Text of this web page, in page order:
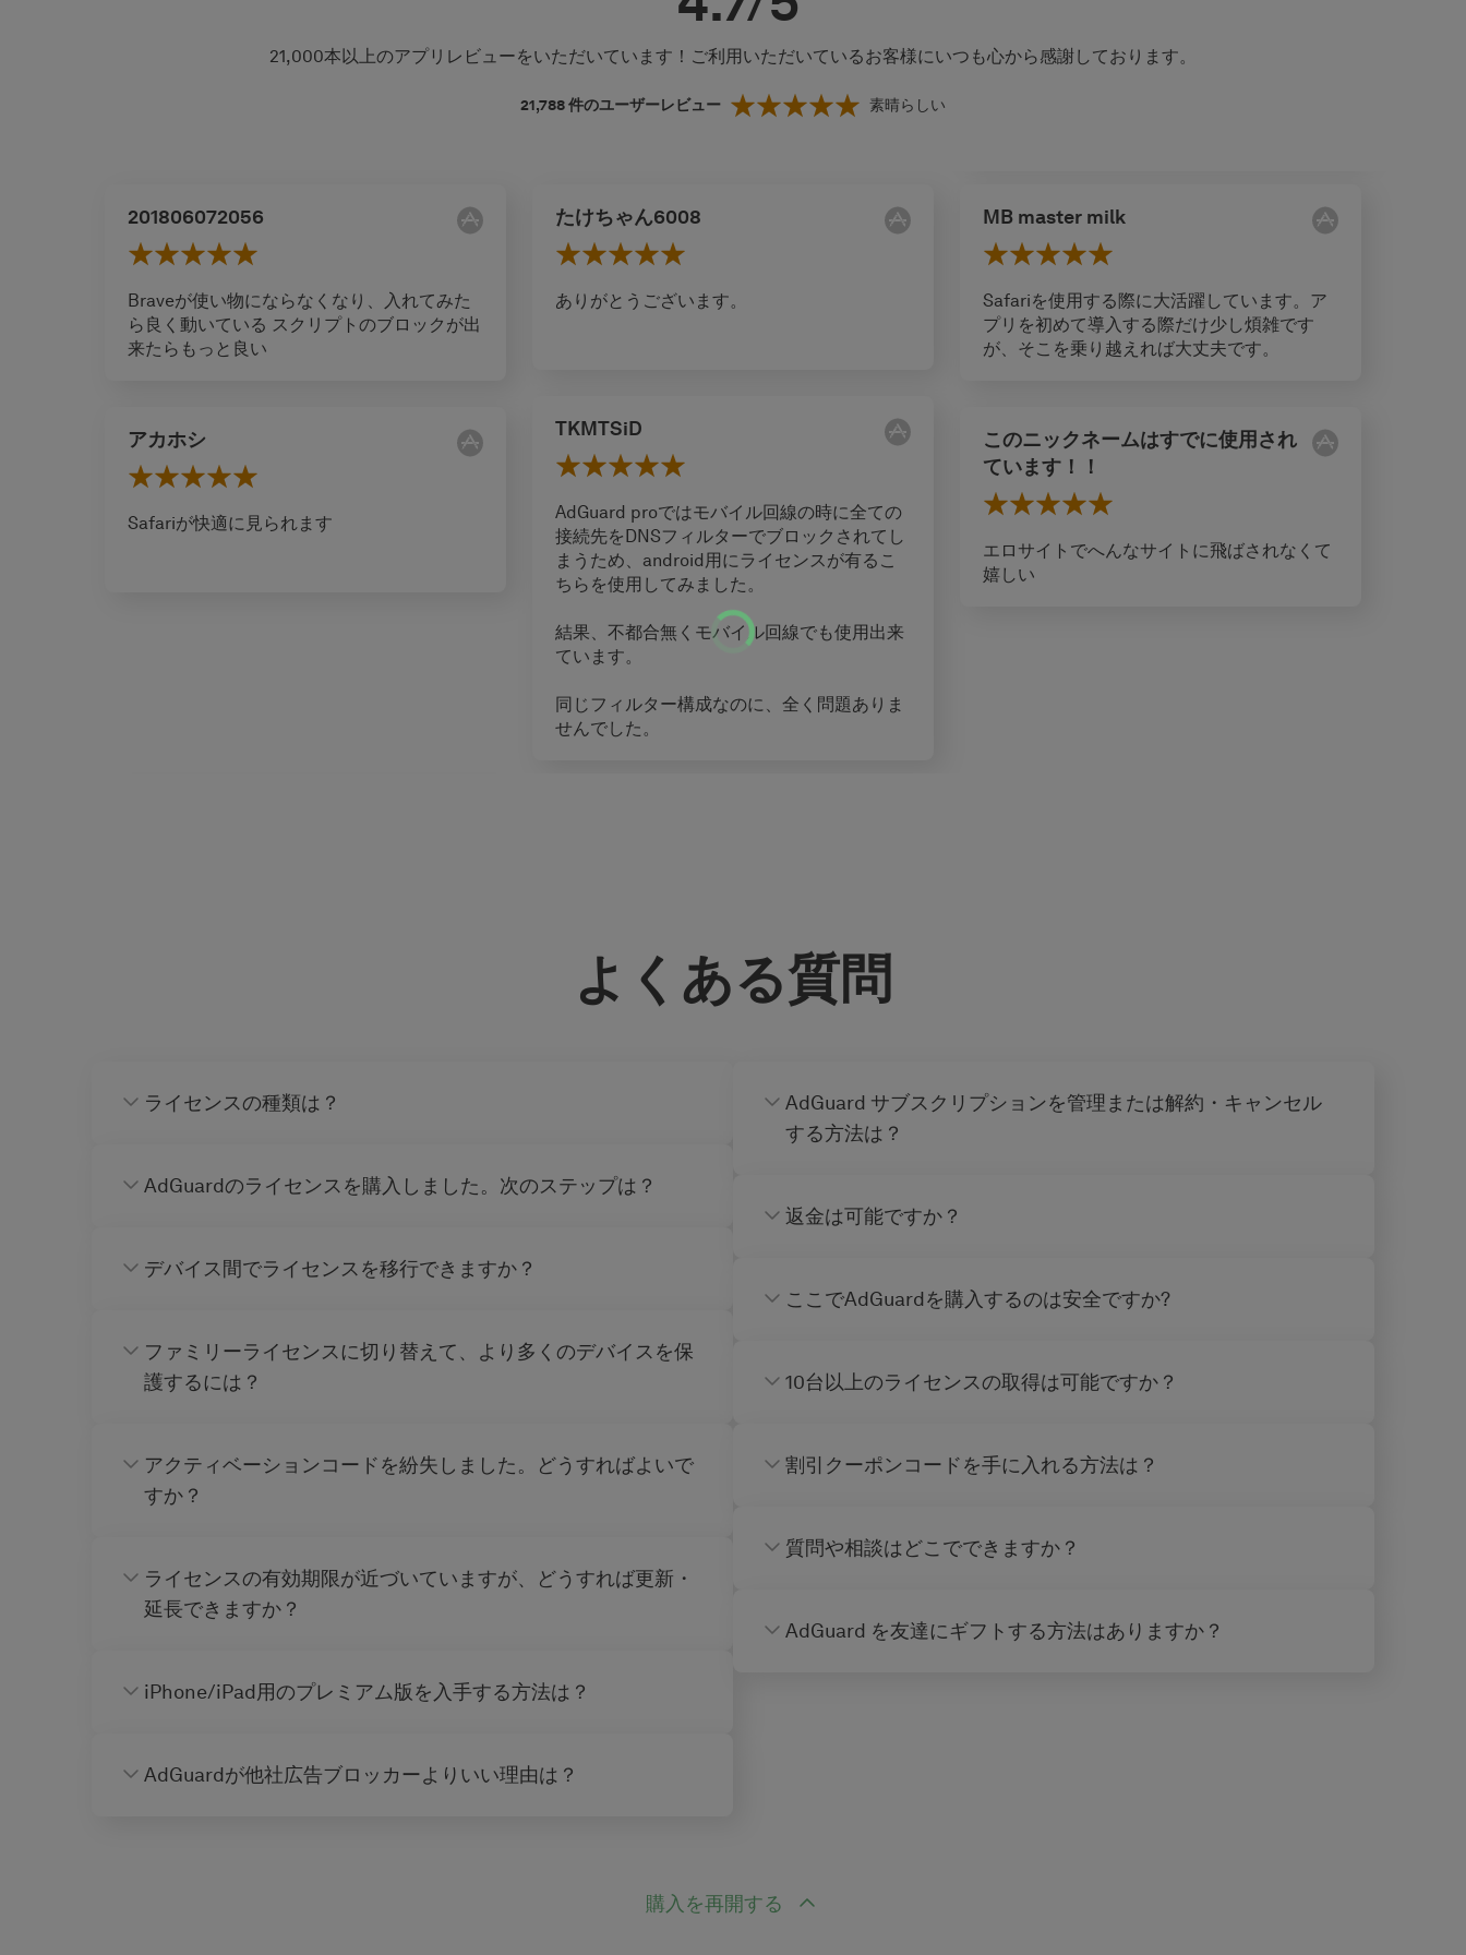
21,000本以上のアプリレビューをいただいています！ご利用いただいているお客様にいつも心から感謝しております。
21,788件のユーザーレビュー 素晴らしい
201806072056
Braveが使い物にならなくなり、入れてみた
ら良く動いている スクリプトのブロックが出
来たらもっと良い
アカホシ
Safariが快適に見られます
たけちゃん6008
ありがとうございます。
TKMTSiD
AdGuard proではモバイル回線の時に全ての
接続先をDNSフィルターでブロックされてし
まうため、android用にライセンスが有るこ
ちらを使用してみました。
結果、不都合無くモバイル回線でも使用出来
ています。
同じフィルター構成なのに、全く問題ありま
せんでした。
MB master milk
Safariを使用する際に大活躍しています。ア
プリを初めて導入する際だけ少し煩雑です
が、そこを乗り越えれば大丈夫です。
このニックネームはすでに使用され
ています！！
エロサイトでへんなサイトに飛ばされなくて
嬉しい
よくある質問
ライセンスの種類は？
AdGuardのライセンスを購入しました。次のステップは？
デバイス間でライセンスを移行できますか？
ファミリーライセンスに切り替えて、より多くのデバイスを保
護するには？
アクティベーションコードを紛失しました。どうすればよいで
すか？
ライセンスの有効期限が近づいていますが、どうすれば更新・
延長できますか？
iPhone/iPad用のプレミアム版を入手する方法は？
AdGuardが他社広告ブロッカーよりいい理由は？
AdGuard サブスクリプションを管理または解約・キャンセル
する方法は？
返金は可能ですか？
ここでAdGuardを購入するのは安全ですか?
10台以上のライセンスの取得は可能ですか？
割引クーポンコードを手に入れる方法は？
質問や相談はどこでできますか？
AdGuard を友達にギフトする方法はありますか？
購入を再開する